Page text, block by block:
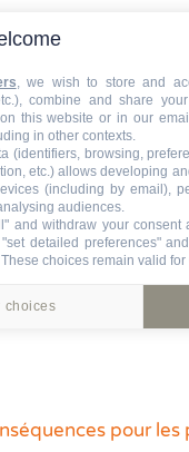
qu’aux
Ils ne sont
propriétaire
seront
et de la FIDI.
pour les
, we wish to store and
combine and share
this website or in our
in other contexts.
(identifiers, browsing,
etc.) allows developing
(including by email),
audiences.
and withdraw your
"set detailed preferences"
choices remain valid for
choices